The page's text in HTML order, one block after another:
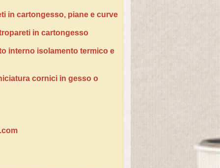
in cartongesso, piane e curve
in cartongesso
interno isolamento termico e
cornici in gesso o